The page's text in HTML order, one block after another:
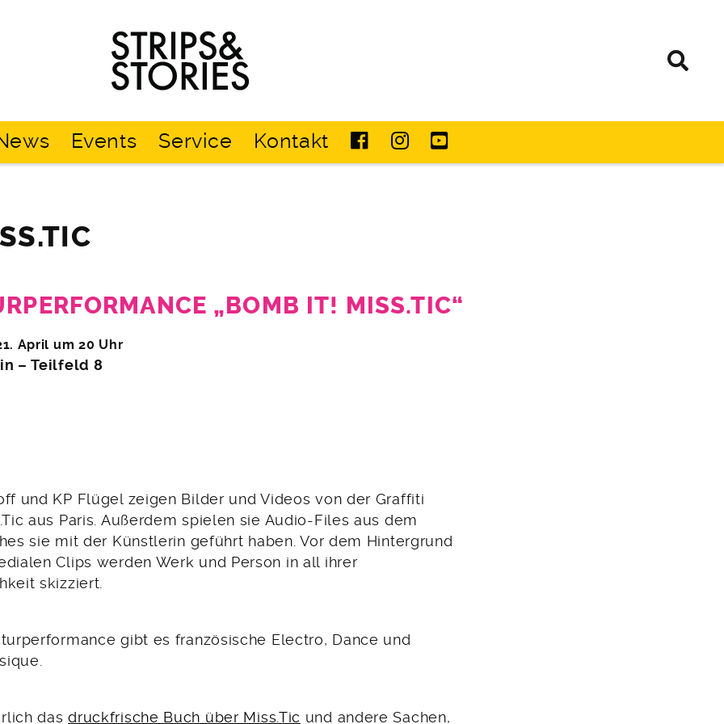
Strips
&
Stories
Events Service Kontakt
„BOMB IT! MISS.TIC“
April um 20 Uhr
– Teilfeld 8
und KP Flügel zeigen Bilder und Videos von der Graffiti
aus Paris. Außerdem spielen sie Audio-Files aus dem
sie mit der Künstlerin geführt haben. Vor dem Hintergrund
Clips werden Werk und Person in all ihrer
skizziert.
gibt es französische Electro, Dance und
dasdruckfrische Buch über Miss.Tic und andere Sachen,